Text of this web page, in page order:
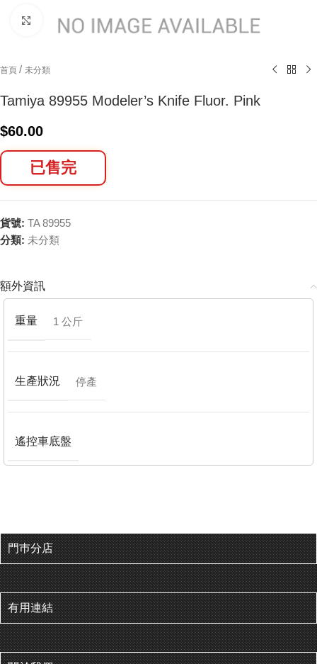
Click to enlarge
首頁 / 未分類
Tamiya 89955 Modeler’s Knife Fluor. Pink
$60.00
已售完
貨號: TA 89955
分類: 未分類
額外資訊
重量 1 公斤
生產狀況 停產
遙控車底盤
門巿分店
有用連結